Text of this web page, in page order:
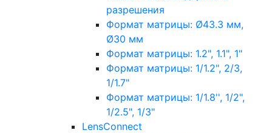
разрешения
Формат матрицы: Ø43.3 мм,
Ø30 мм
Формат матрицы: 1.2", 1.1", 1"
Формат матрицы: 1/1.2", 2/3,
1/1.7"
Формат матрицы: 1/1.8'', 1/2",
1/2.5", 1/3"
LensConnect